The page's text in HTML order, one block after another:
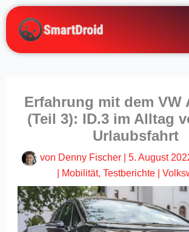
Zum
Inhalt
springen
Erfahrung mit dem VW
(Teil 3): ID.3 im Alltag
Urlaubsfahrt
von Denny Fischer
5. August
Mobilität, Testberichte|